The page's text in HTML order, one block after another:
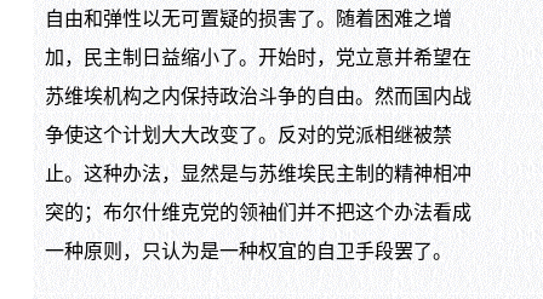
自由和弹性以无可置疑的损害了。随着困难之增
加，民主制日益缩小了。开始时，党立意并希望在
苏维埃机构之内保持政治斗争的自由。然而国内战
争使这个计划大大改变了。反对的党派相继被禁
止。这种办法，显然是与苏维埃民主制的精神相冲
突的；布尔什维克党的领袖们并不把这个办法看成
一种原则，只认为是一种权宜的自卫手段罢了。